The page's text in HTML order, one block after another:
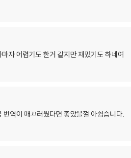
자 어렵기도 한거 같지만 재밌기도 하네여
역이 매끄러웠다면 좋았을껄 아쉽습니다.